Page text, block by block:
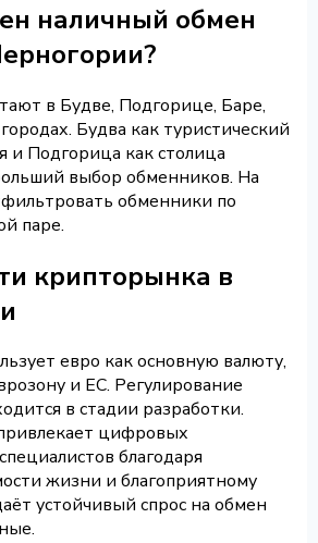
наличный обмен
в Будве, Подгорице, Баре,
Будва как туристический
и Подгорица как столица
выбор обменников. На
обменники по
паре.
крипторынка в
евро как основную валюту,
и ЕС. Регулирование
в стадии разработки.
цифровых
благодаря
жизни и благоприятному
устойчивый спрос на обмен